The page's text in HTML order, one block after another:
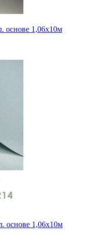
основе 1,06х10м
основе 1,06х10м